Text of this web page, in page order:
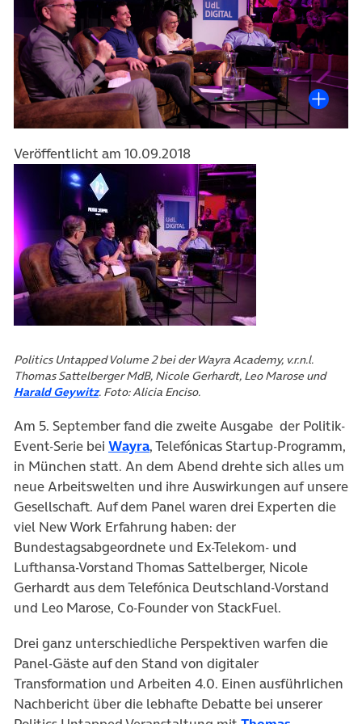
Veröffentlicht am 10.09.2018
Politics Untapped Volume 2 bei der Wayra Academy, v.r.n.l.
Thomas Sattelberger MdB, Nicole Gerhardt, Leo Marose und
Harald Geywitz(öffnet in neuem Tab)
. Foto: Alicia Enciso.
Am 5. September fand die zweite Ausgabe der Politik-
Event-Serie bei Wayra(öffnet in neuem Tab)
, Telefónicas Startup-Programm,
in München statt. An dem Abend drehte sich alles um
neue Arbeitswelten und ihre Auswirkungen auf unsere
Gesellschaft. Auf dem Panel waren drei Experten die
viel New Work Erfahrung haben: der
Bundestagsabgeordnete und Ex-Telekom- und
Lufthansa-Vorstand Thomas Sattelberger, Nicole
Gerhardt aus dem Telefónica Deutschland-Vorstand
und Leo Marose, Co-Founder von StackFuel.
Drei ganz unterschiedliche Perspektiven warfen die
Panel-Gäste auf den Stand von digitaler
Transformation und Arbeiten 4.0. Einen ausführlichen
Nachbericht über die lebhafte Debatte bei unserer